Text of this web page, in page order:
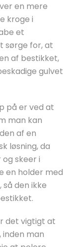
en mere
kroge i
et
sørge for, at
af bestikket,
gulvet
på er ved at
man kan
af en
løsning, da
skeer i
en holder med
den ikke
det vigtigt at
man